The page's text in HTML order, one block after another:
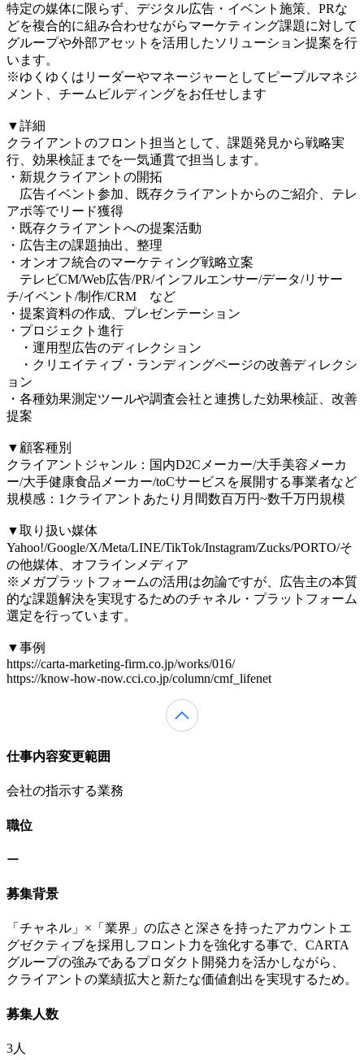
特定の媒体に限らず、デジタル広告・イベント施策、PRな
どを複合的に組み合わせながらマーケティング課題に対して
グループや外部アセットを活用したソリューション提案を行
います。
※ゆくゆくはリーダーやマネージャーとしてピープルマネジ
メント、チームビルディングをお任せします
▼詳細
クライアントのフロント担当として、課題発見から戦略実
行、効果検証までを一気通貫で担当します。
・新規クライアントの開拓
広告イベント参加、既存クライアントからのご紹介、テレ
アポ等でリード獲得
・既存クライアントへの提案活動
・広告主の課題抽出、整理
・オンオフ統合のマーケティング戦略立案
テレビCM/Web広告/PR/インフルエンサー/データ/リサー
チ/イベント/制作/CRM など
・提案資料の作成、プレゼンテーション
・プロジェクト進行
・運用型広告のディレクション
・クリエイティブ・ランディングページの改善ディレクシ
ョン
・各種効果測定ツールや調査会社と連携した効果検証、改善
提案
▼顧客種別
クライアントジャンル：国内D2Cメーカー/大手美容メーカ
ー/大手健康食品メーカー/toCサービスを展開する事業者など
規模感：1クライアントあたり月間数百万円~数千万円規模
▼取り扱い媒体
Yahoo!/Google/X/Meta/LINE/TikTok/Instagram/Zucks/PORTO/そ
の他媒体、オフラインメディア
※メガプラットフォームの活用は勿論ですが、広告主の本質
的な課題解決を実現するためのチャネル・プラットフォーム
選定を行っています。
▼事例
https://carta-marketing-firm.co.jp/works/016/
https://know-how-now.cci.co.jp/column/cmf_lifenet
仕事内容変更範囲
会社の指示する業務
職位
ー
募集背景
「チャネル」×「業界」の広さと深さを持ったアカウントエ
グゼクティブを採用しフロント力を強化する事で、CARTA
グループの強みであるプロダクト開発力を活かしながら、
クライアントの業績拡大と新たな価値創出を実現するため。
募集人数
3人